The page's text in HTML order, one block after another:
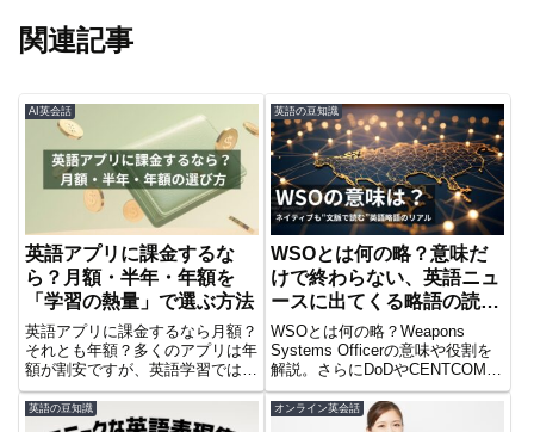
関連記事
AI英会話
英語アプリに課金するな
ら？月額・半年・年額を
「学習の熱量」で選ぶ方法
英語アプリに課金するなら月額？
それとも年額？多くのアプリは年
額が割安ですが、英語学習では自
分の学習熱量や継続期間に合わせ
てプランを選ぶことが大切です。
月額・半年・年額それぞれの特徴
英語の豆知識
WSOとは何の略？意味だ
けで終わらない、英語ニュ
ースに出てくる略語の読み
方
WSOとは何の略？Weapons
Systems Officerの意味や役割を
解説。さらにDoDやCENTCOMな
ど英語ニュースに出てくる略語の
読み方を、ネイティブの理解プロ
セスとあわせて分かりやすく解説
英語の豆知識 オンライン英会話